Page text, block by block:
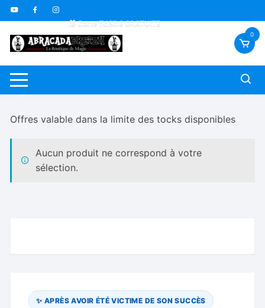
Aller
au
contenu
🎁 Carte fidélité GRATUITE
🎬 Vidéos sous-titrées FR *
0
Offres valable dans la limite des tocks disponibles
Aucun produit ne correspond à votre
sélection.
✨ APRÈS AVOIR ÉTÉ VICTIME DE SON SUCCÈS